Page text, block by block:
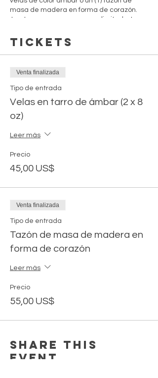
masa de madera en forma de corazón.
¡Los tazones para masa son limitados!
Tickets
Venta finalizada
Tipo de entrada
Velas en tarro de ámbar (2 x 8
oz)
Leer más
Precio
45,00 US$
Venta finalizada
Tipo de entrada
Tazón de masa de madera en
forma de corazón
Leer más
Precio
55,00 US$
Share this
event